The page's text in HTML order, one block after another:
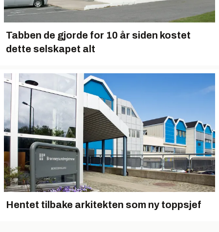
Tabben de gjorde for 10 år siden kostet
dette selskapet alt
Hentet tilbake arkitekten som ny toppsjef